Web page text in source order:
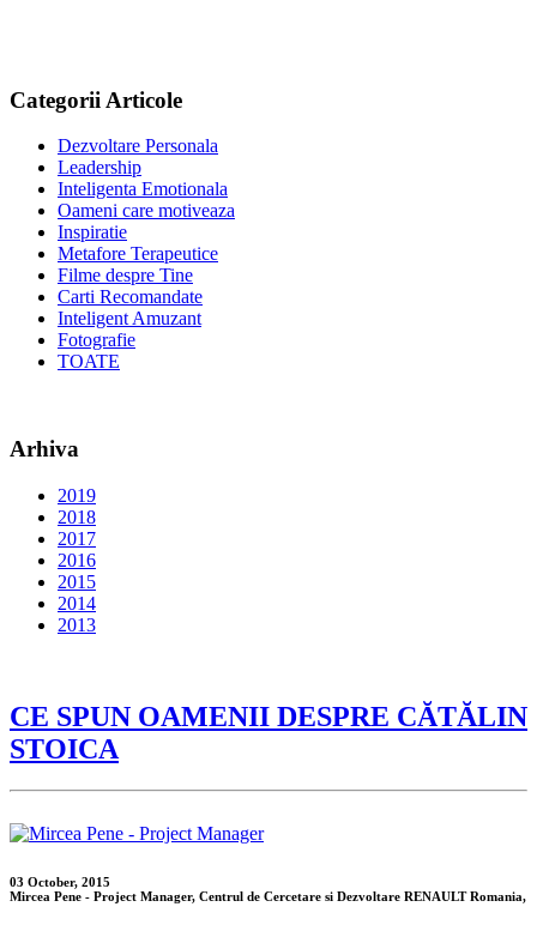
Categorii Articole
Dezvoltare Personala
Leadership
Inteligenta Emotionala
Oameni care motiveaza
Inspiratie
Metafore Terapeutice
Filme despre Tine
Carti Recomandate
Inteligent Amuzant
Fotografie
TOATE
Arhiva
2019
2018
2017
2016
2015
2014
2013
CE SPUN OAMENII DESPRE CĂTĂLIN
STOICA
03 October, 2015
Mircea Pene - Project Manager, Centrul de Cercetare si Dezvoltare RENAULT Romania,